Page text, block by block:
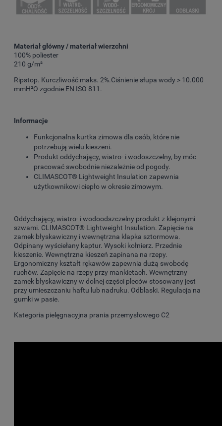
Materiał główny / materiał wierzchni
100% poliester
210 g/m²
Ripstop. Kurczliwość maks. 2%.Ciśnienie słupa wody > 10.000
mmH²O zgodnie EN ISO 811.
Informacje
Funkcjonalna kurtka zimowa dla osób, które nie
potrzebują wielu kieszeni.
Produkt oddychający, wiatro- i wodoszczelny, by móc
pracować swobodnie niezależnie od pogody.
CLIMASCOT® Lightweight Insulation zapewnia
użytkownikowi ciepło w okresie zimowym.
Oddychający, wiatro- i wodoodszczelny produkt z klejonymi
szwami. CLIMASCOT® Lightweight Insulation. Zapięcie na
zamek błyskawiczny i wewnętrzna klapka sztormowa.
Odpinany wyściełany kaptur. Wysoki kołnierz. Przednie
kieszenie. Wewnętrzna kieszeń zapinana na rzepy.
Ergonomiczny kształt rękawów zapewnia dużą swobodę
ruchów. Zapięcie na rzepy przy mankietach. Wewnętrzny
zamek błyskawiczny w dolnej części pleców stosowany jest
przy umieszczaniu haftu lub nadruku. Odblaski. Regulacja na
gumki w pasie.
Kategoria pielęgnacyjna prania przemysłowego C2